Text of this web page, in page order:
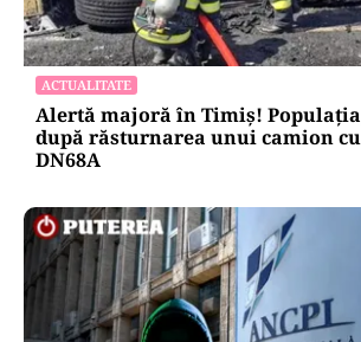
ACTUALITATE
Alertă majoră în Timiș!
după răsturnarea unui camion
DN68A